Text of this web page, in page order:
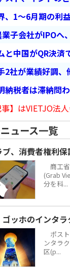
、1～6月期の利
業子会社がIPOへ
と中国がQR決済
2社が業績好調
納税者は滞納問
事】はVIETJO法
ュース一覧
、消費者権利
商工
(Grab
分を科...
ゴッホのインタ
ポス
ンタラ
区(p...